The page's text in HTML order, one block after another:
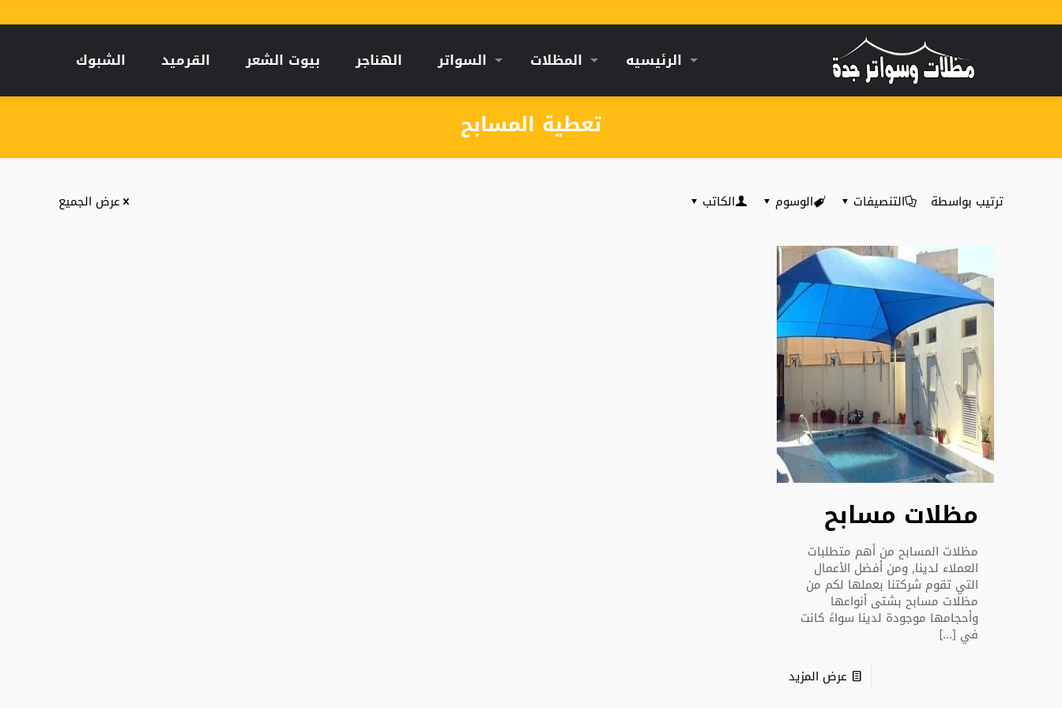
الرئيسيه المظلات السواتر الهناجر بيوت الشعر القرميد الشبوك
تعطية المسابح
ترتيب بواسطة التنصيفات الوسوم الكاتب عرض الجميع
مظلات مسابح
مظلات المسابح من أهم متطلبات
العملاء لدينا, ومن أفضل الأعمال
التي تقوم شركتنا بعملها لكم من
مظلات مسابح بشتى أنواعها
وأحجامها موجودة لدينا سواءً كانت
في […]
عرض المزيد